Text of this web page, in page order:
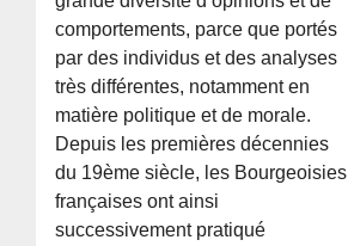
comportements, parce que portés
par des individus et des analyses
très différentes, notamment en
matière politique et de morale.
Depuis les premières décennies
du 19ème siècle, les Bourgeoisies
françaises ont ainsi
successivement pratiqué